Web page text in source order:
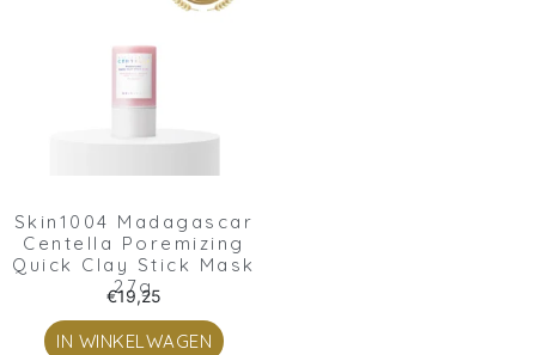
Skin1004 Madagascar
Centella Poremizing
Quick Clay Stick Mask
27g
€19,25
IN WINKELWAGEN